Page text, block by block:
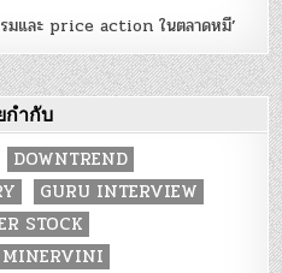
มและ price action ในตลาดหมี’
กำกับ
DOWNTREND
GURU INTERVIEW
STOCK